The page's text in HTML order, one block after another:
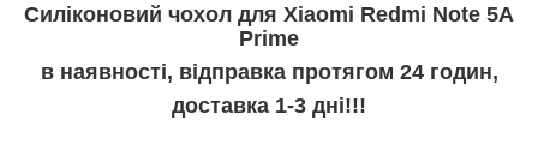
Силіконовий чохол для Xiaomi Redmi Note 5A
Prime
в наявності, відправка протягом 24 годин,
доставка 1-3 дні!!!